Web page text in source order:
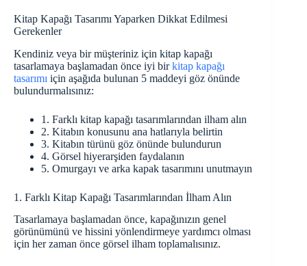
Kitap Kapağı Tasarımı Yaparken Dikkat Edilmesi
Gerekenler
Kendiniz veya bir müşteriniz için kitap kapağı
tasarlamaya başlamadan önce iyi birkitap kapağı
tasarımı için aşağıda bulunan 5 maddeyi göz önünde
bulundurmalısınız:
1. Farklı kitap kapağı tasarımlarından ilham alın
2. Kitabın konusunu ana hatlarıyla belirtin
3. Kitabın türünü göz önünde bulundurun
4. Görsel hiyerarşiden faydalanın
5. Omurgayı ve arka kapak tasarımını unutmayın
1. Farklı Kitap Kapağı Tasarımlarından İlham Alın
Tasarlamaya başlamadan önce, kapağınızın genel
görünümünü ve hissini yönlendirmeye yardımcı olması
için her zaman önce görsel ilham toplamalısınız.